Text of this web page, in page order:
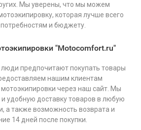
Мы уверены, что мы можем
которая лучше всего
и бюджету.
"Motocomfort.ru"
предпочитают покупать товары
нашим клиентам
через наш сайт. Мы
удобную доставку товаров в любую
а также возможность возврата и
14 дней после покупки.